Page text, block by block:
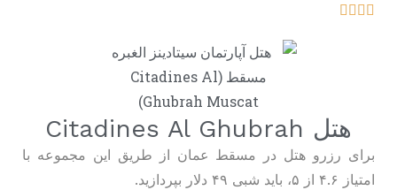
هتل Citadines Al Ghubrah
برای رزرو هتل در مسقط عمان از طریق این مجموعه با
امتیاز ۴.۶ از ۵، باید شبی ۴۹ دلار بپردازید.